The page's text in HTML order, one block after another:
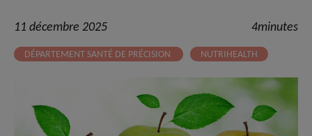
11 décembre 2025 4minutes
DÉPARTEMENT SANTÉ DE PRÉCISION NUTRIHEALTH